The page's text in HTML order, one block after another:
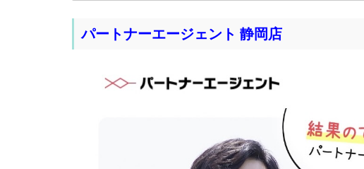
パートナーエージェント 静岡店